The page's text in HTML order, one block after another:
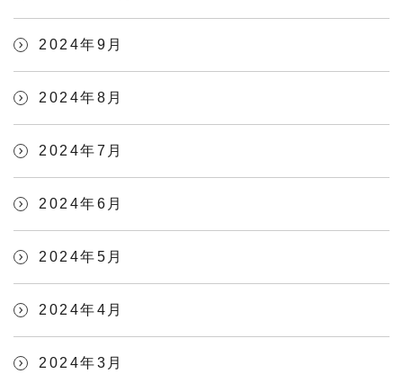
2024年9月
2024年8月
2024年7月
2024年6月
2024年5月
2024年4月
2024年3月